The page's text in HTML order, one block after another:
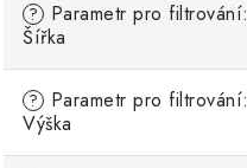
? Parametr pro filtrování:
Šířka
? Parametr pro filtrování:
Výška